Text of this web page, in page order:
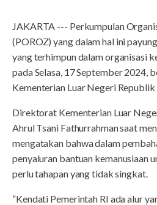
JAKARTA --- Perkumpulan
(POROZ) yang dalam hal ini
yang terhimpun dalam organisasi
pada Selasa, 17 September 2024,
Kementerian Luar Negeri Republik
Direktorat Kementerian Luar
Ahrul Tsani Fathurrahman saat
mengatakan bahwa dalam
penyaluran bantuan kemanusiaan
perlu tahapan yang tidak singkat.
“Kendati Pemerintah RI ada alur